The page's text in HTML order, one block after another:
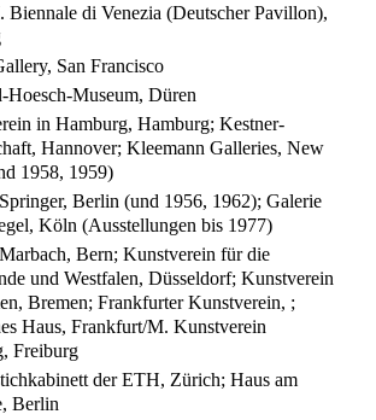
di Venezia (Deutscher Pavillon),
San Francisco
Hoesch-Museum, Düren
in Hamburg, Hamburg; Kestner-
Hannover; Kleemann Galleries, New
1958, 1959)
Berlin (und 1956, 1962); Galerie
Köln (Ausstellungen bis 1977)
Bern; Kunstverein für die
und Westfalen, Düsseldorf; Kunstverein
Bremen; Frankfurter Kunstverein, ;
Haus, Frankfurt/M. Kunstverein
Freiburg
der ETH, Zürich; Haus am
Berlin